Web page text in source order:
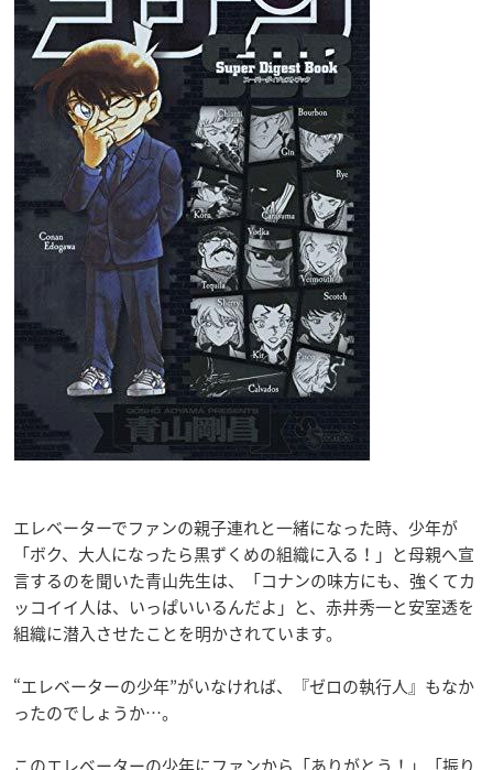
エレベーターでファンの親子連れと一緒になった時、少年が
「ボク、大人になったら黒ずくめの組織に入る！」と母親へ宣
言するのを聞いた青山先生は、「コナンの味方にも、強くてカ
ッコイイ人は、いっぱいいるんだよ」と、赤井秀一と安室透を
組織に潜入させたことを明かされています。
“エレベーターの少年”がいなければ、『ゼロの執行人』もなか
ったのでしょうか…。
このエレベーターの少年にファンから「ありがとう！」「振り